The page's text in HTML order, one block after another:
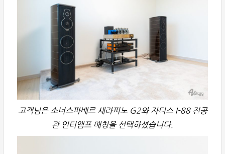
고객님은 소너스파베르 세라피노 G2와 자디스 I-88 진공
관 인티앰프 매칭을 선택하셨습니다.